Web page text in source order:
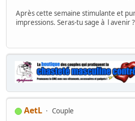
Après cette semaine stimulante et
impressions. Seras-tu sage à l avenir
AetL
Couple